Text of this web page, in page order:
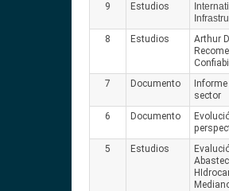
9
Estudios
8
Estudios
Arthur
7
Documento
sector
6
Documento
5
Estudios